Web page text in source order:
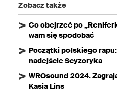
Zobacz także
Co obejrzeć po
wam się spodobać
Początki polskiego
nadejście Scyzoryka
WROsound 2024.
Kasia Lins